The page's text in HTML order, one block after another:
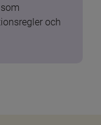
och